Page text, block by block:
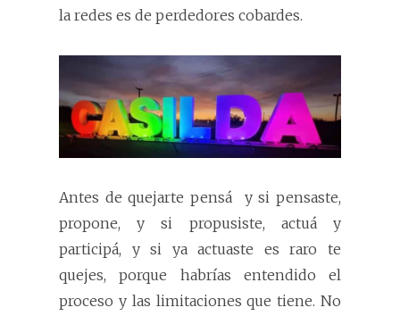
la redes es de perdedores cobardes.
Antes de quejarte pensá
y si pensaste,
propone, y si propusiste, actuá y
participá, y si ya actuaste es raro te
quejes, porque habrías entendido el
proceso y las limitaciones que tiene. No